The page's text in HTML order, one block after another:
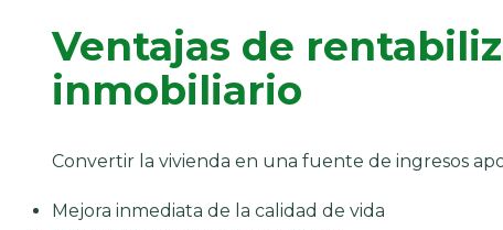
Ventajas de
inmobiliario
Convertir la vivienda en una fuente de ingresos
Mejora inmediata de la calidad de vida